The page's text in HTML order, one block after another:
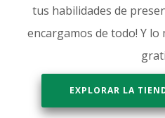
tus habilidades de
encargamos de todo! Y lo
EXPLORAR LA